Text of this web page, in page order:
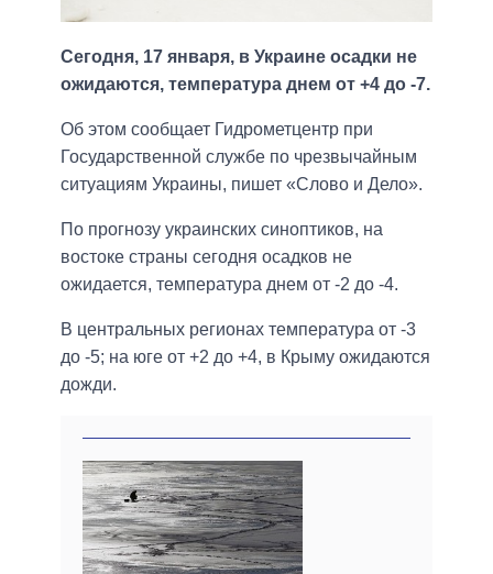
Сегодня, 17 января, в Украине осадки не
ожидаются, температура днем от +4 до -7.
Об этом сообщает Гидрометцентр при
Государственной службе по чрезвычайным
ситуациям Украины, пишет «Слово и Дело».
По прогнозу украинских синоптиков, на
востоке страны сегодня осадков не
ожидается, температура днем от -2 до -4.
В центральных регионах температура от -3
до -5; на юге от +2 до +4, в Крыму ожидаются
дожди.